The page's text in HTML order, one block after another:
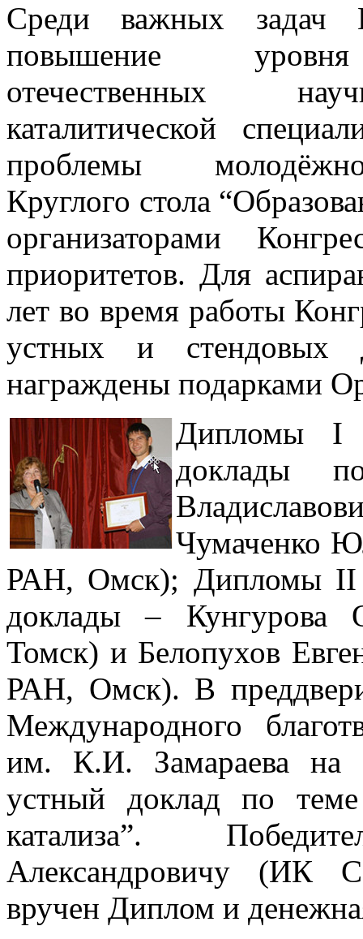
Среди важных задач
повышение
отечественных
каталитической
проблемы
Круглого стола
организаторами
приоритетов. Для
лет во время работы
устных и стендовых
награждены подарками
Дипломы I
доклады
Чумаченко
РАН, Омск); Дипломы II
доклады – Кунгурова
Томск) и Белопухов
РАН, Омск). В
Международного
им. К.И. Замараева на
устный доклад по
катализа”.
Александровичу (ИК
вручен Диплом и